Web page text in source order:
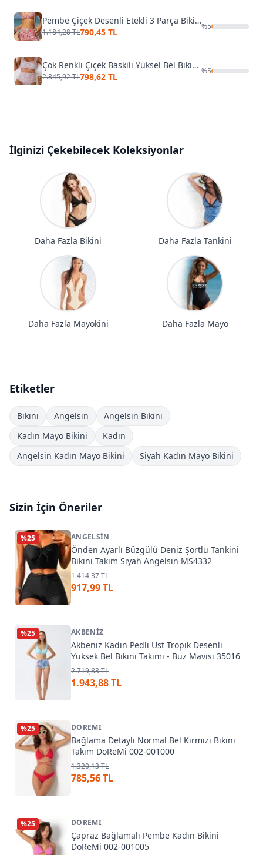
Pembe Çiçek Desenli Etekli 3 Parça Bikini Takımı Bella Notte M-9005
1.184,28 TL790,45 TL
%5
Çok Renkli Çiçek Baskılı Yüksel Bel Bikini Takım Bella Notte M-9015
2.845,92 TL798,62 TL
%5
İlginizi Çekebilecek Koleksiyonlar
Daha Fazla Bikini Daha Fazla Tankini
Daha Fazla Mayokini Daha Fazla Mayo
Etiketler
Bikini Angelsin
Angelsin Bikini
Kadın Mayo Bikini
Kadın
Angelsin Kadın Mayo Bikini
Siyah Kadın Mayo Bikini
Sizin İçin Öneriler
%25 ANGELSIN
Önden Ayarlı Büzgülü Deniz Şortlu Tankini
Bikini Takım Siyah Angelsin MS4332
1.414,37 TL
917,99 TL
%25 AKBENIZ
Akbeniz Kadın Pedli Üst Tropik Desenli
Yüksek Bel Bikini Takımı - Buz Mavisi 35016
2.719,83 TL
1.943,88 TL
%25 DOREMI
Bağlama Detaylı Normal Bel Kırmızı Bikini
Takım DoReMi 002-001000
1.320,13 TL
785,56 TL
%25 DOREMI
Çapraz Bağlamalı Pembe Kadın Bikini
DoReMi 002-001005